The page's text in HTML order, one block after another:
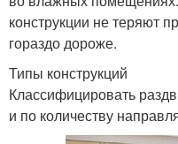
конструкции не теряют
гораздо дороже.
Типы конструкций
Классифицировать
и по количеству